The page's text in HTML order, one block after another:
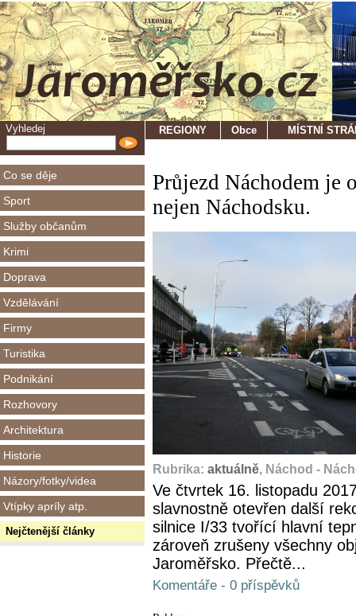
Vyhledej
Co se děje
Sport
Služby občanům
Krimi
Doprava
Vzdělávání
Firmy
Turistika
Podnikání
Rozhovory
Architektura
Historie
Názory/fotky/videa
Vtípky apríly atp.
Nejčtenější články
REGIONY Obce MÍSTNÍ
Průjezd Náchodem je
nejen Náchodsku.
Rubrika: aktuálně, Náchod -
Ve čtvrtek 16. listopadu
slavnostně otevřen další
silnice I/33 tvořící hlavní
zároveň zrušeny všechny
Jaroměřsko. Přečtě...
Komentáře - 0 příspěvků